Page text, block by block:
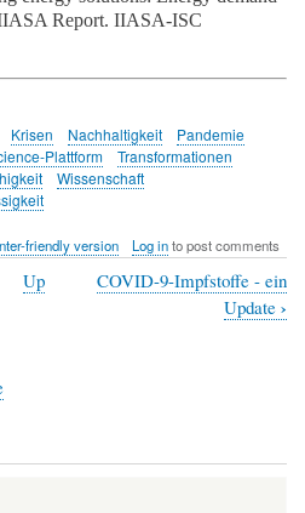
Report. IIASA-ISC
Krisen Nachhaltigkeit
Pandemie
Plattform
Transformationen
Wissenschaft
friendly version Log into post comments
Up
COVID-9-Impfstoffe - ein
Update ›